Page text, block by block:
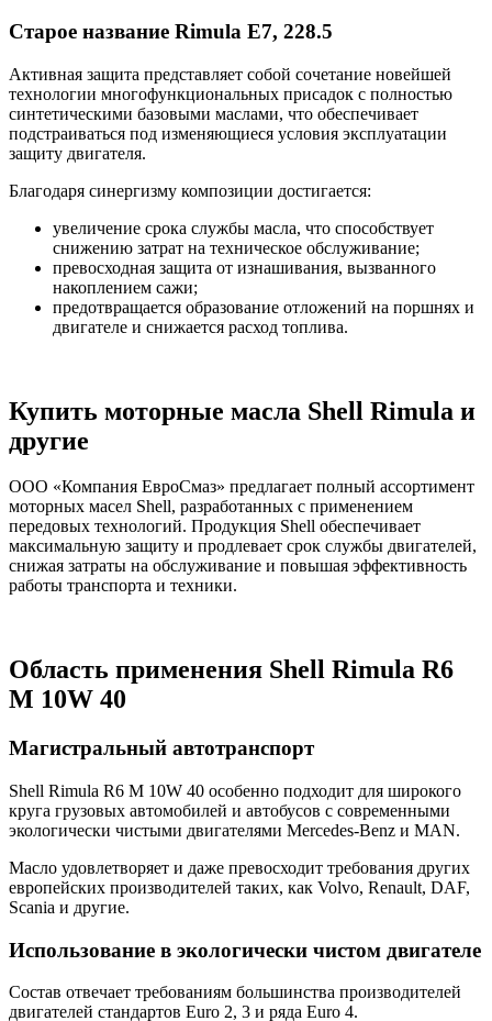
Старое название Rimula E7, 228.5
Активная защита представляет собой сочетание новейшей
технологии многофункциональных присадок с полностью
синтетическими базовыми маслами, что обеспечивает
подстраиваться под изменяющиеся условия эксплуатации
защиту двигателя.
Благодаря синергизму композиции достигается:
увеличение срока службы масла, что способствует
снижению затрат на техническое обслуживание;
превосходная защита от изнашивания, вызванного
накоплением сажи;
предотвращается образование отложений на поршнях и
двигателе и снижается расход топлива.
Купить моторные масла Shell Rimula и
другие
ООО «Компания ЕвроСмаз» предлагает полный ассортимент
моторных масел Shell, разработанных с применением
передовых технологий. Продукция Shell обеспечивает
максимальную защиту и продлевает срок службы двигателей,
снижая затраты на обслуживание и повышая эффективность
работы транспорта и техники.
Область применения Shell Rimula R6
M 10W 40
Магистральный автотранспорт
Shell Rimula R6 M 10W 40 особенно подходит для широкого
круга грузовых автомобилей и автобусов с современными
экологически чистыми двигателями Mercedes-Benz и MAN.
Масло удовлетворяет и даже превосходит требования других
европейских производителей таких, как Volvo, Renault, DAF,
Scania и другие.
Использование в экологически чистом двигателе
Состав отвечает требованиям большинства производителей
двигателей стандартов Euro 2, 3 и ряда Euro 4.